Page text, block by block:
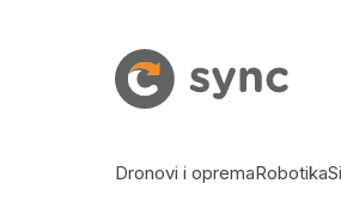
Dronovi i opremaRobotika